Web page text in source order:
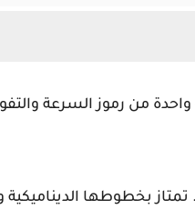
واحدة من رموز السرعة
بخطوطها